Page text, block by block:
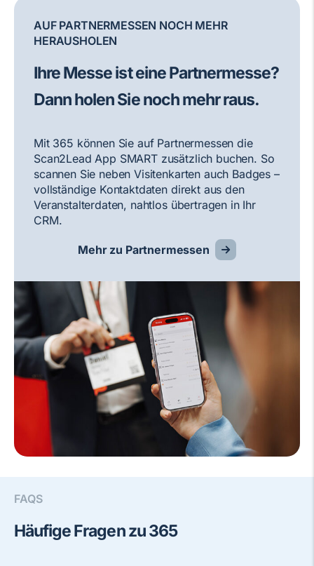
AUF PARTNERMESSEN NOCH MEHR
HERAUSHOLEN
Ihre Messe ist eine Partnermesse?
Dann holen Sie noch mehr raus.
Mit 365 können Sie auf Partnermessen die
Scan2Lead App SMART zusätzlich buchen. So
scannen Sie neben Visitenkarten auch Badges –
vollständige Kontaktdaten direkt aus den
Veranstalterdaten, nahtlos übertragen in Ihr
CRM.
Mehr zu Partnermessen
FAQS
Häufige Fragen zu 365